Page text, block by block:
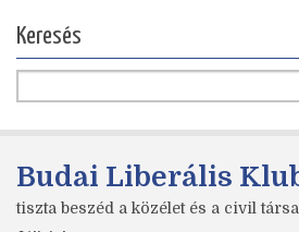
Keresés
Budai Liberális
tiszta beszéd a közélet és a civil